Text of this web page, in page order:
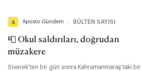
Aposto Gündem ∙ BÜLTEN SAYISI
📮 Okul saldırıları, doğrudan
müzakere
Siverek'ten bir gün sonra Kahramanmaraş'taki bir